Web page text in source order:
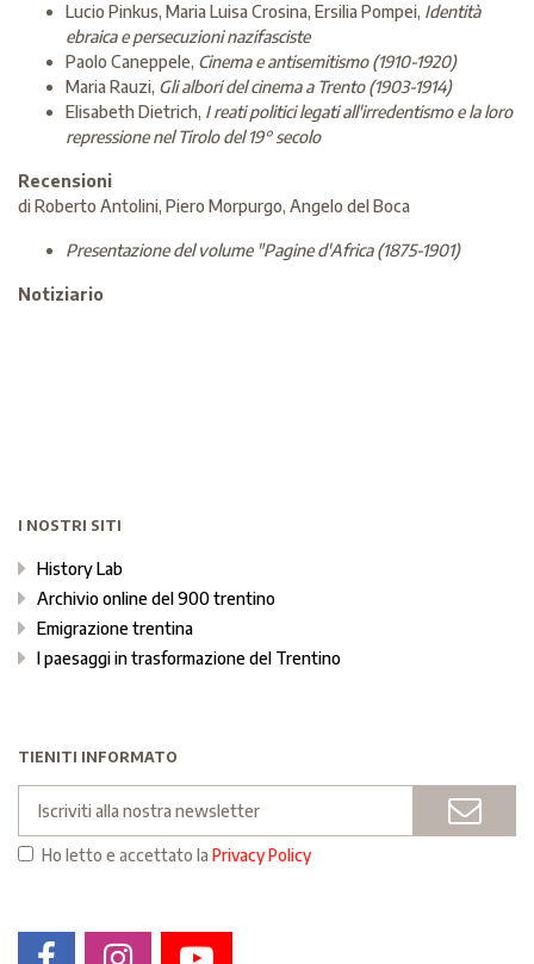
Lucio Pinkus, Maria Luisa Crosina, Ersilia Pompei, Identità
ebraica e persecuzioni nazifasciste
Paolo Caneppele, Cinema e antisemitismo (1910-1920)
Maria Rauzi, Gli albori del cinema a Trento (1903-1914)
Elisabeth Dietrich, I reati politici legati all'irredentismo e la loro
repressione nel Tirolo del 19° secolo
Recensioni
di Roberto Antolini, Piero Morpurgo, Angelo del Boca
Presentazione del volume "Pagine d'Africa (1875-1901)
Notiziario
I NOSTRI SITI
History Lab
Archivio online del 900 trentino
Emigrazione trentina
I paesaggi in trasformazione del Trentino
TIENITI INFORMATO
Ho letto e accettato la Privacy Policy